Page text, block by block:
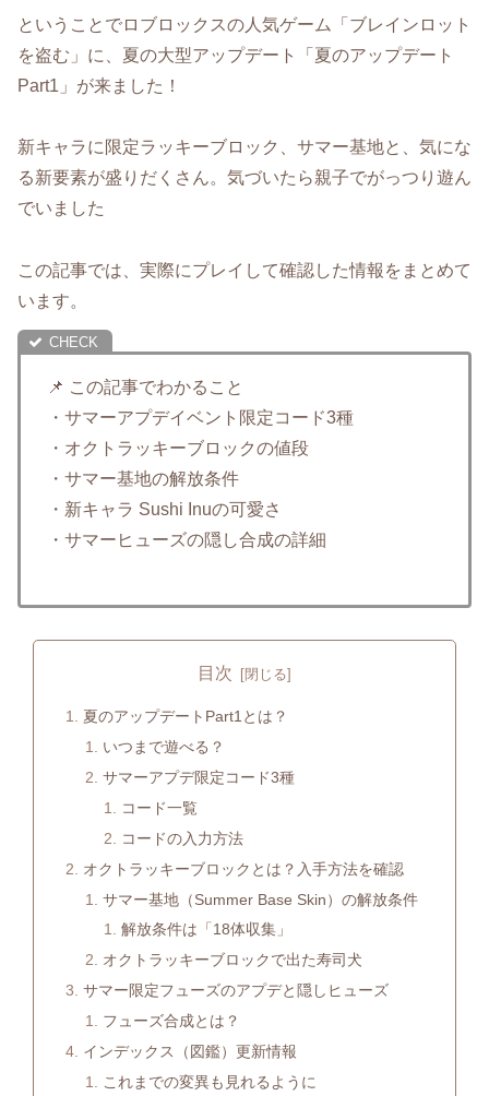
ということでロブロックスの人気ゲーム「ブレインロット
を盗む」に、夏の大型アップデート「夏のアップデート
Part1」が来ました！
新キャラに限定ラッキーブロック、サマー基地と、気にな
る新要素が盛りだくさん。気づいたら親子でがっつり遊ん
でいました
この記事では、実際にプレイして確認した情報をまとめて
います。
📌 この記事でわかること
・サマーアプデイベント限定コード3種
・オクトラッキーブロックの値段
・サマー基地の解放条件
・新キャラ Sushi Inuの可愛さ
・サマーヒューズの隠し合成の詳細
目次
夏のアップデートPart1とは？
いつまで遊べる？
サマーアプデ限定コード3種
コード一覧
コードの入力方法
オクトラッキーブロックとは？入手方法を確認
サマー基地（Summer Base Skin）の解放条件
解放条件は「18体収集」
オクトラッキーブロックで出た寿司犬
サマー限定フューズのアプデと隠しヒューズ
フューズ合成とは？
インデックス（図鑑）更新情報
これまでの変異も見れるように